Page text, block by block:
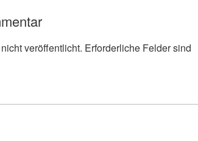
veröffentlicht. Erforderliche Felder sind